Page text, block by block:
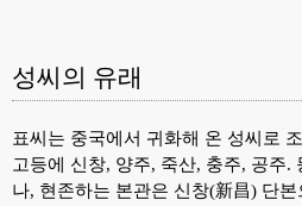
성씨의 유래
표씨는 중국에서 귀화해 온 성씨로
고등에 신창, 양주, 죽산, 충주, 공주.
나, 현존하는 본관은 신창(新昌) 단